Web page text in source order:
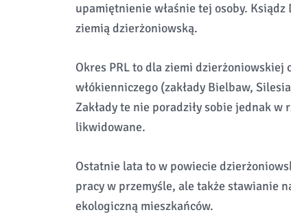
upamiętnienie właśnie tej osoby.
ziemią dzierżoniowską.
Okres PRL to dla ziemi dzierżoniowskiej
włókienniczego (zakłady Bielbaw,
Zakłady te nie poradziły sobie jednak w
likwidowane.
Ostatnie lata to w powiecie
pracy w przemyśle, ale także stawianie
ekologiczną mieszkańców.